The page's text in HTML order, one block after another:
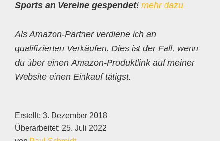
Sports an Vereine gespendet! mehr dazu
Als Amazon-Partner verdiene ich an
qualifizierten Verkäufen. Dies ist der Fall, wenn
du über einen Amazon-Produktlink auf meiner
Website einen Einkauf tätigst.
Erstellt: 3. Dezember 2018
Überarbeitet: 25. Juli 2022